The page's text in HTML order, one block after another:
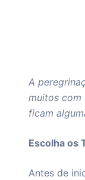
A
muitos com
ficam
Escolha os
Antes de